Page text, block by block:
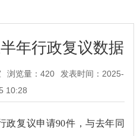
年行政复议数据
浏览量： 420
发表时间：2025-
10:28
政复议申请90件，与去年同